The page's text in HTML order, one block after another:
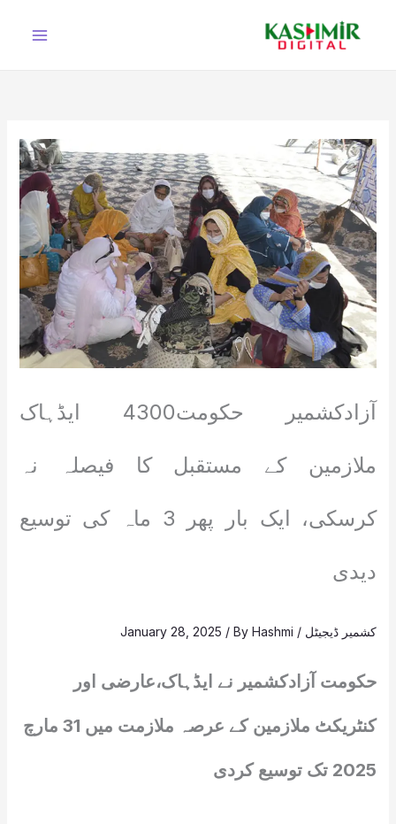
آزادکشمیر حکومت4300 ایڈہاک
ملازمین کے مستقبل کا فیصلہ نہ
کرسکی، ایک بار پھر 3 ماہ کی توسیع
دیدی
کشمیر ڈیجیٹل /
January 28, 2025 / ByHashmi
حکومت آزادکشمیر نے ایڈہاک،عارضی اور
کنٹریکٹ ملازمین کے عرصہ ملازمت میں 31 مارچ
2025 تک توسیع کردی